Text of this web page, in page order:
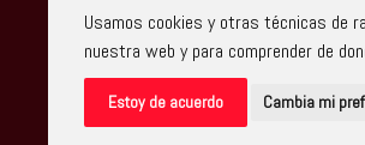
Usamos cookies y otras técnicas de
nuestra web y para comprender de
Estoy de acuerdo Cambia mi
Escuela Arte Granada
2014-2020, financiada
sobrecoste energético